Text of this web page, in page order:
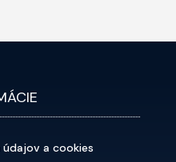
a cookies